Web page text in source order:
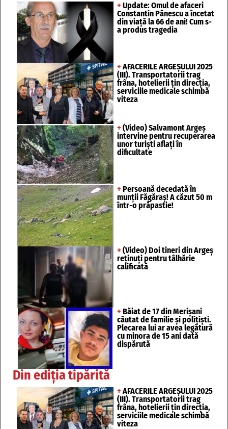
+ Update: Omul de afaceri
Constantin Pănescu a încetat
din viață la 66 de ani! Cum s-
a produs tragedia
+ AFACERILE ARGEȘULUI 2025
(III). Transportatorii trag
frâna, hotelierii țin direcția,
serviciile medicale schimbă
viteza
+ (Video) Salvamont Argeș
intervine pentru recuperarea
unor turişti aflaţi în
dificultate
+ Persoană decedată în
munții Făgăraș! A căzut 50 m
într-o prăpastie!
+ (Video) Doi tineri din Argeș
reținuți pentru tâlhărie
calificată
+ Băiat de 17 din Merișani
căutat de familie și polițiști.
Plecarea lui ar avea legătură
cu minora de 15 ani dată
dispărută
Din ediția tipărită
+ AFACERILE ARGEȘULUI 2025
(III). Transportatorii trag
frâna, hotelierii țin direcția,
serviciile medicale schimbă
viteza